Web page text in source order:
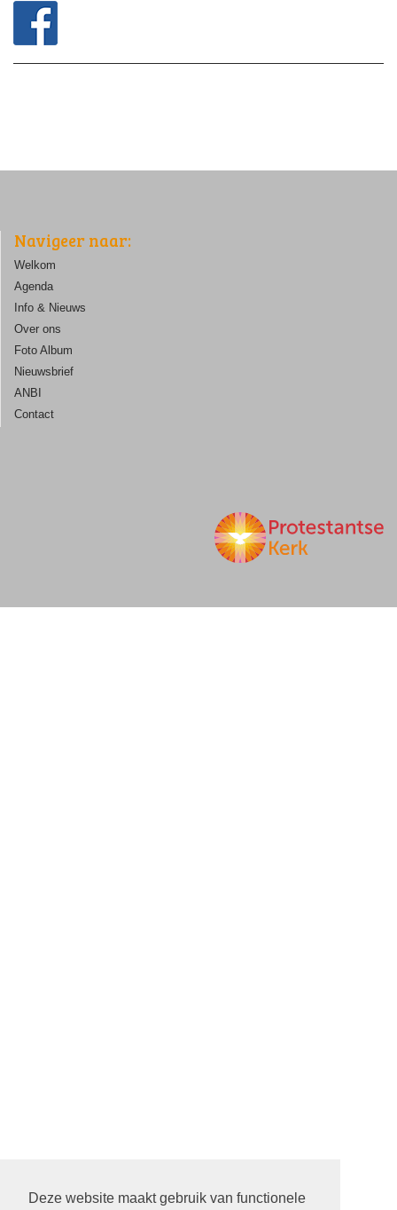
Deze website maakt gebruik van functionele
Navigeer naar:
Welkom
Agenda
Info & Nieuws
Over ons
Foto Album
Nieuwsbrief
ANBI
Contact